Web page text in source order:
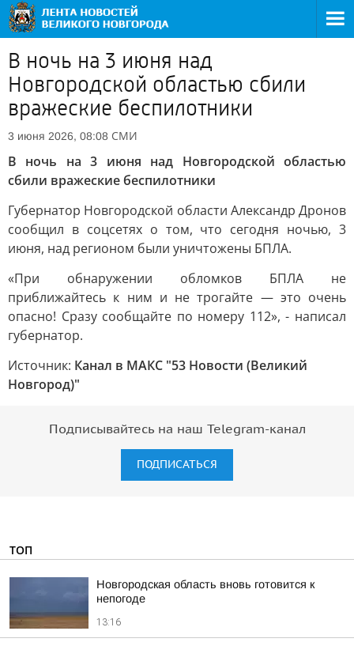
В ночь на 3 июня над
Новгородской областью сбили
вражеские беспилотники
3 июня 2026, 08:08 СМИ
В ночь на 3 июня над Новгородской областью
сбили вражеские беспилотники
Губернатор Новгородской области Александр Дронов
сообщил в соцсетях о том, что сегодня ночью, 3
июня, над регионом были уничтожены БПЛА.
«При обнаружении обломков БПЛА не
приближайтесь к ним и не трогайте — это очень
опасно! Сразу сообщайте по номеру 112», - написал
губернатор.
Источник: Канал в МАКС "53 Новости (Великий
Новгород)"
Подписывайтесь на наш Telegram-канал
ПОДПИСАТЬСЯ
ТОП
Новгородская область вновь готовится к
непогоде
13:16